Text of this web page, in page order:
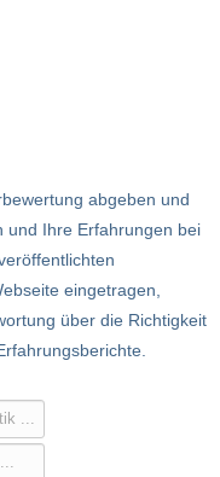
abgeben und
und Ihre Erfahrungen bei
eingetragen,
über die Richtigkeit